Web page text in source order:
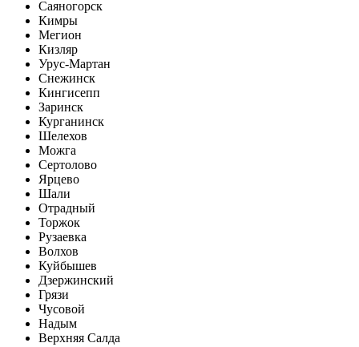
Саяногорск
Кимры
Мегион
Кизляр
Урус-Мартан
Снежинск
Кингисепп
Заринск
Курганинск
Шелехов
Можга
Сертолово
Ярцево
Шали
Отрадный
Торжок
Рузаевка
Волхов
Куйбышев
Дзержинский
Грязи
Чусовой
Надым
Верхняя Салда